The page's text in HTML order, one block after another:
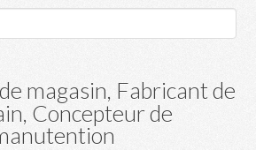
magasin, Fabricant de
Concepteur de